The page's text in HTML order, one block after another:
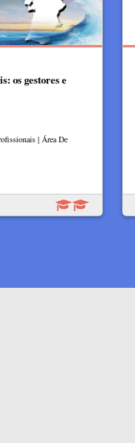
os gestores e
| Área De